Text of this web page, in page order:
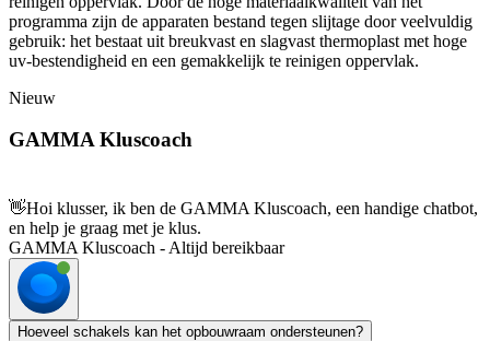
programma zijn de apparaten bestand tegen slijtage door veelvuldig
gebruik: het bestaat uit breukvast en slagvast thermoplast met hoge
uv-bestendigheid en een gemakkelijk te reinigen oppervlak.
Nieuw
GAMMA Kluscoach
👋Hoi klusser, ik ben de GAMMA Kluscoach, een handige chatbot,
en help je graag met je klus.
GAMMA Kluscoach - Altijd bereikbaar
Hoeveel schakels kan het opbouwraam ondersteunen?